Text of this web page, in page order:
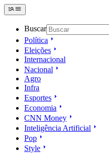
Buscar
Política
Eleições
Internacional
Nacional
Agro
Infra
Esportes
Economia
CNN Money
Inteligência Artificial
Pop
Style